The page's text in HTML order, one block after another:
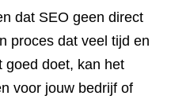
dat SEO geen direct
proces dat veel tijd en
goed doet, kan het
voor jouw bedrijf of